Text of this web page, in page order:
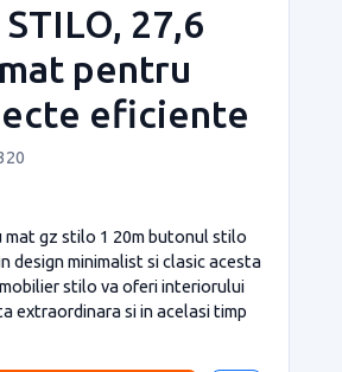
27,6
pentru
eficiente
mat gz stilo 1 20m butonul stilo
design minimalist si clasic acesta
stilo va oferi interiorului
extraordinara si in acelasi timp